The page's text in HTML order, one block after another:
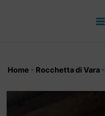
Home - Rocchetta di Vara-